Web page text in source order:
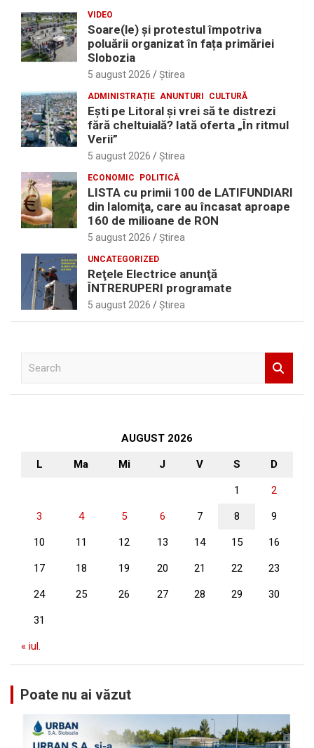
VIDEO
Soare(le) și protestul împotriva
poluării organizat în fața primăriei
Slobozia
5 august 2026 Ştirea
ADMINISTRAȚIE ANUNTURI CULTURĂ
Eşti pe Litoral şi vrei să te distrezi
fără cheltuială? Iată oferta „În ritmul
Verii”
5 august 2026 Ştirea
ECONOMIC POLITICĂ
LISTA cu primii 100 de LATIFUNDIARI
din Ialomiţa, care au încasat aproape
160 de milioane de RON
5 august 2026 Ştirea
UNCATEGORIZED
Reţele Electrice anunţă
ÎNTRERUPERI programate
5 august 2026 Ştirea
AUGUST 2026
L Ma Mi J V S D
1 2
3 4 5 6 7 8 9
10 11 12 13 14 15 16
17 18 19 20 21 22 23
24 25 26 27 28 29 30
31
« iul.
Poate nu ai văzut